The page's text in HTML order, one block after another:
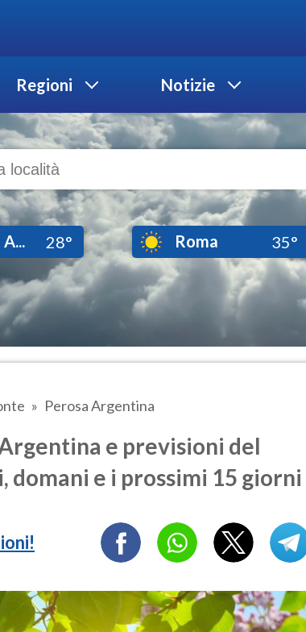
Regioni Notizie
28° Roma 35°
Perosa Argentina
e previsioni del
domani e i prossimi 15 giorni